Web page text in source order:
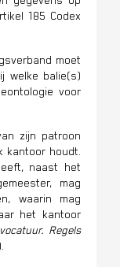
185 Codex
moet
welke balie(s)
voor
zijn patroon
kantoor houdt.
naast het
mag
waarin mag
het kantoor
Regels